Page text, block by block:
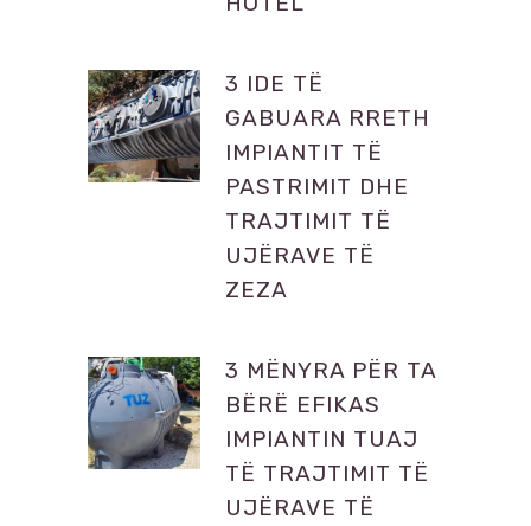
3 IDE TË
GABUARA RRETH
IMPIANTIT TË
PASTRIMIT DHE
TRAJTIMIT TË
UJËRAVE TË
ZEZA
3 MËNYRA PËR TA
BËRË EFIKAS
IMPIANTIN TUAJ
TË TRAJTIMIT TË
UJËRAVE TË